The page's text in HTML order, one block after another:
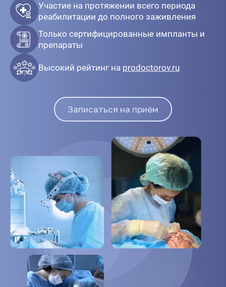
Участие на протяжении всего периода
реабилитации до полного заживления
Только сертифицированные импланты и
препараты
Высокий рейтинг на prodoctorov.ru
Записаться на приём